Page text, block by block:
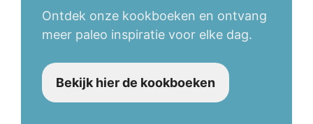
Ontdek onze kookboeken en ontvang
meer paleo inspiratie voor elke dag.
Bekijk hier de kookboeken